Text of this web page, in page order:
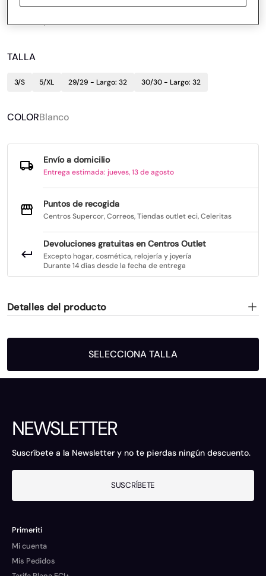
19 €64,90 €70%
TALLA
3/S 5/XL 29/29 - Largo: 32 30/30 - Largo: 32
COLORBlanco
Envío a domicilio
Entrega estimada: jueves, 13 de agosto
Puntos de recogida
Centros Supercor, Correos, Tiendas outlet eci, Celeritas
Devoluciones gratuitas en Centros Outlet
Excepto hogar, cosmética, relojería y joyería
Durante 14 días desde la fecha de entrega
Detalles del producto
SELECCIONA TALLA
NEWSLETTER
Suscríbete a la Newsletter y no te pierdas ningún descuento.
SUSCRÍBETE
Primeriti
Mi cuenta
Mis Pedidos